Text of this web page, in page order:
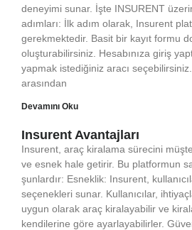
deneyimi sunar. İşte INSURENT
adımları: İlk adım olarak, Insurent
gerekmektedir. Basit bir kayıt formu
oluşturabilirsiniz. Hesabınıza giriş
yapmak istediğiniz aracı
arasından
Devamını Oku
Insurent Avantajları
Insurent, araç kiralama sürecini
ve esnek hale getirir. Bu platformun
şunlardır: Esneklik: Insurent,
seçenekleri sunar. Kullanıcılar,
uygun olarak araç kiralayabilir ve
kendilerine göre ayarlayabilirler.